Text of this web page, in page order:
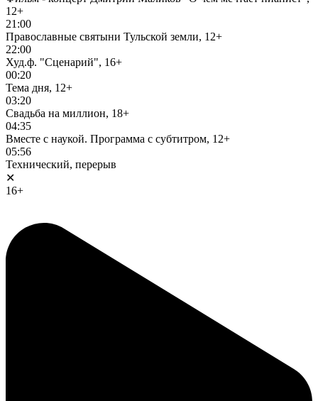
12+
21:00
Православные святыни Тульской земли, 12+
22:00
Худ.ф. "Сценарий", 16+
00:20
Тема дня, 12+
03:20
Свадьба на миллион, 18+
04:35
Вместе с наукой. Программа с субтитром, 12+
05:56
Технический, перерыв
✕
16+